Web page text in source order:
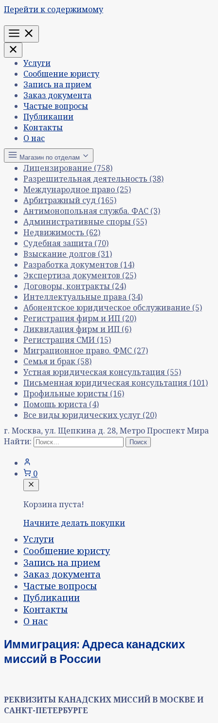
Перейти к содержимому
Меню
Услуги
Сообщение юристу
Запись на прием
Заказ документа
Частые вопросы
Публикации
Контакты
О нас
Магазин по отделам
Лицензирование (758)
Разрешительная деятельность (38)
Международное право (25)
Арбитражный суд (165)
Антимонопольная служба. ФАС (3)
Административные споры (55)
Недвижимость (62)
Судебная защита (70)
Взыскание долгов (31)
Разработка документов (14)
Экспертиза документов (25)
Договоры, контракты (24)
Интеллектуальные права (34)
Абонентское юридическое обслуживание (5)
Регистрация фирм и ИП (20)
Ликвидация фирм и ИП (6)
Регистрация СМИ (15)
Миграционное право. ФМС (27)
Семья и брак (58)
Устная юридическая консультация (55)
Письменная юридическая консультация (101)
Профильные юристы (16)
Помощь юриста (4)
Все виды юридических услуг (20)
г. Москва, ул. Щепкина д. 28, Метро Проспект Мира
Найти:
0
Корзина пуста!
Начните делать покупки
Услуги
Сообщение юристу
Запись на прием
Заказ документа
Частые вопросы
Публикации
Контакты
О нас
Иммиграция: Адреса канадских
миссий в России
РЕКВИЗИТЫ КАНАДСКИХ МИССИЙ В МОСКВЕ И
САНКТ-ПЕТЕРБУРГЕ